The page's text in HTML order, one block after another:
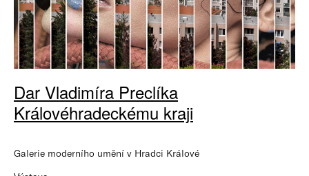
Dar Vladimíra Preclíka
Královéhradeckému kraji
Galerie moderního umění v Hradci Králové